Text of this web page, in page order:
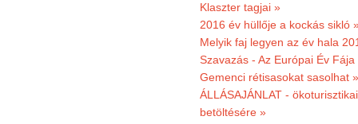
Klaszter tagjai »
2016 év hüllője a kockás sikló
Melyik faj legyen az év hala
Szavazás - Az Európai Év
Gemenci rétisasokat sasolhat »
ÁLLÁSAJÁNLAT -
betöltésére »